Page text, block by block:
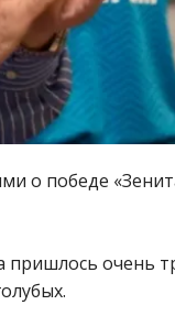
о победе
пришлось очень